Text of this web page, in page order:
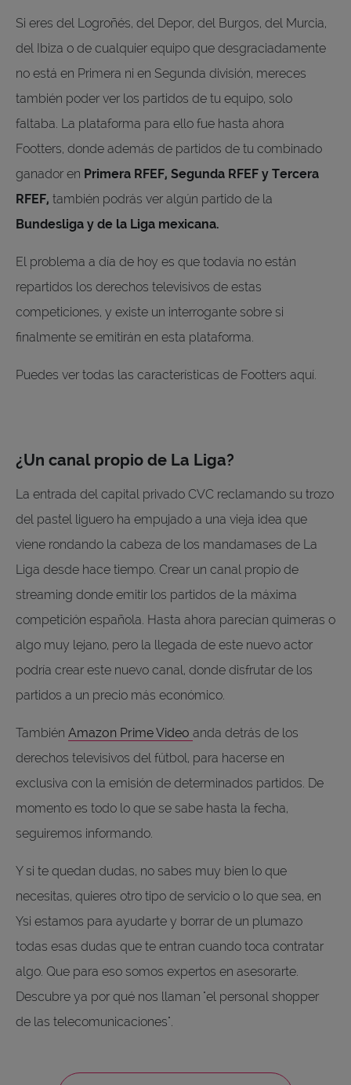
Si eres del Logroñés, del Depor, del Burgos, del Murcia,
del Ibiza o de cualquier equipo que desgraciadamente
no está en Primera ni en Segunda división, mereces
también poder ver los partidos de tu equipo, solo
faltaba. La plataforma para ello fue hasta ahora
Footters, donde además de partidos de tu combinado
ganador en Primera RFEF, Segunda RFEF y Tercera
RFEF, también podrás ver algún partido de la
Bundesliga y de la Liga mexicana.
El problema a día de hoy es que todavía no están
repartidos los derechos televisivos de estas
competiciones, y existe un interrogante sobre si
finalmente se emitirán en esta plataforma.
Puedes ver todas las características de Footters aquí.
¿Un canal propio de La Liga?
La entrada del capital privado CVC reclamando su trozo
del pastel liguero ha empujado a una vieja idea que
viene rondando la cabeza de los mandamases de La
Liga desde hace tiempo. Crear un canal propio de
streaming donde emitir los partidos de la máxima
competición española. Hasta ahora parecían quimeras o
algo muy lejano, pero la llegada de este nuevo actor
podría crear este nuevo canal, donde disfrutar de los
partidos a un precio más económico.
También Amazon Prime Video anda detrás de los
derechos televisivos del fútbol, para hacerse en
exclusiva con la emisión de determinados partidos. De
momento es todo lo que se sabe hasta la fecha,
seguiremos informando.
Y si te quedan dudas, no sabes muy bien lo que
necesitas, quieres otro tipo de servicio o lo que sea, en
Ysi estamos para ayudarte y borrar de un plumazo
todas esas dudas que te entran cuando toca contratar
algo. Que para eso somos expertos en asesorarte.
Descubre ya por qué nos llaman "el personal shopper
de las telecomunicaciones".